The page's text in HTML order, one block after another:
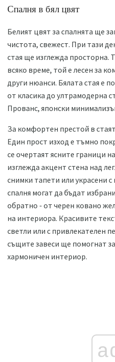
Спалня в бял цвят
Белият цвят за спалнята ще
чистота, свежест. При тази
стая ще изглежда просторна.
всяко време, той е лесен за
други нюанси. Бялата стая е
от класика до ултрамодерна
Прованс, японски
За комфортен престой в
Един прост изход е тъмно
се очертаят ясните граници
изглежда акцент стена над
снимки тапети или украсени
спалня могат да бъдат
обратно - от черен ковано
на интериора. Красивите
светли или с привлекателен
същите завеси ще помогнат
хармоничен интериор.